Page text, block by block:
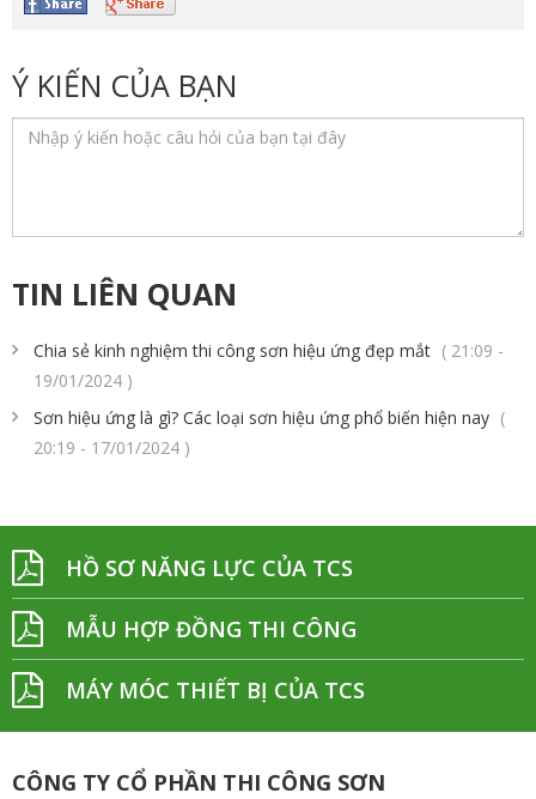
Ý KIẾN CỦA BẠN
TIN LIÊN QUAN
Chia sẻ kinh nghiệm thi công sơn hiệu ứng đẹp mắt ( 21:09 -
19/01/2024 )
Sơn hiệu ứng là gì? Các loại sơn hiệu ứng phổ biến hiện nay (
20:19 - 17/01/2024 )
HỒ SƠ NĂNG LỰC CỦA TCS
MẪU HỢP ĐỒNG THI CÔNG
MÁY MÓC THIẾT BỊ CỦA TCS
CÔNG TY CỔ PHẦN THI CÔNG SƠN